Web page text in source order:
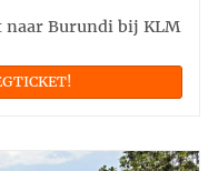
Burundi bij KLM